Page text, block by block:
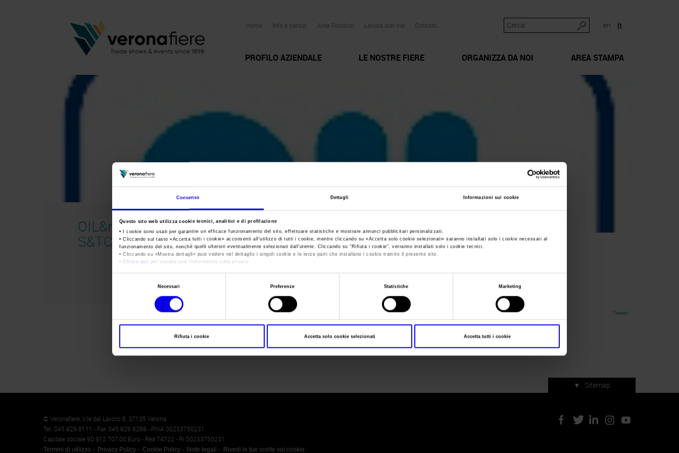
Consenso Dettagli Informazioni sui cookie
Questo sito web utilizza cookie tecnici, analitici e di profilazione
• I cookie sono usati per garantire un efficace funzionamento del sito, effettuare statistiche e mostrare annunci pubblicitari personalizzati.
• Cliccando sul tasto «Accetta tutti i cookie» acconsenti all’utilizzo di tutti i cookie, mentre cliccando su «Accetta solo cookie selezionati» saranno installati solo i cookie necessari al
funzionamento del sito, nonché quelli ulteriori eventualmente selezionati dall’utente. Cliccando su “Rifiuta i cookie”, verranno installati solo i cookie tecnici.
• Cliccando su «Mostra dettagli» puoi vedere nel dettaglio i singoli cookie e le terze parti che installano i cookie tramite il presente sito.
•Clicca qui per visualizzare l'informativa sulla privacy.
Necessari Preferenze Statistiche Marketing
Rifiuta i cookie Accetta solo cookie selezionati Accetta tutti i cookie
en it
Home Info e servizi Area Fornitori Lavora con noi Contatti
PROFILO AZIENDALE LE NOSTRE FIERE ORGANIZZA DA NOI AREA STAMPA
OIL&nonOIL-
S&TC
Sei in:OIL&nonOIL-S&TC >Oilnonoil-STC
Oilnonoil-STC
Tweet
▼ Sitemap
Memento Servizi di manifestazione
© Veronafiere, V.le del Lavoro 8, 37135 Verona
Tel. 045 829 8111 - Fax 045 829 8288 - P.IVA 00233750231
Capitale sociale 90.912.707,00 Euro - Rea 74722 - RI 00233750231
Termini di utilizzo Privacy Policy Cookie Policy Note legali Rivedi le tue scelte sui cookie